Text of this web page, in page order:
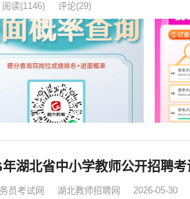
阅读(1146) 评论(29)
湖北省中小学教师公开招聘
员考试网 湖北教师招聘网 2026-05-30